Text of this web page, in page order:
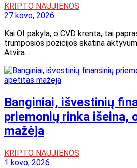
KRIPTO NAUJIENOS
27 kovo, 2026
Kai OI pakyla, o CVD krenta, tai
trumposios pozicijos skatina
Atvira…
Banginiai, išvestinių
priemonių rinka išeina,
mažėja
KRIPTO NAUJIENOS
1 kovo, 2026